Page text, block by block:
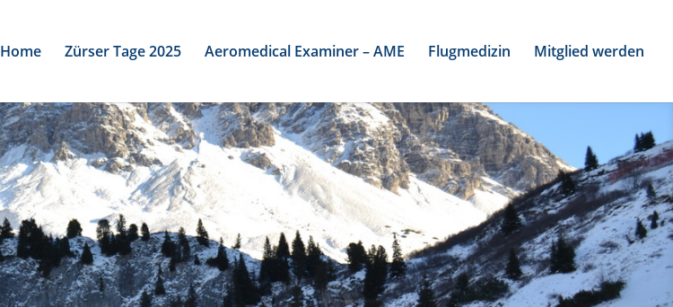
Home Zürser Tage 2025 Aeromedical Examiner – AME Flugmedizin Mitglied werden